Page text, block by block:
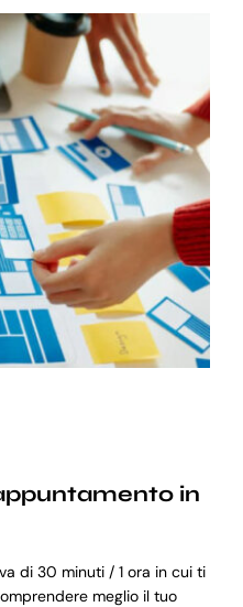
in
di 30 minuti / 1 ora in cui ti
meglio il tuo